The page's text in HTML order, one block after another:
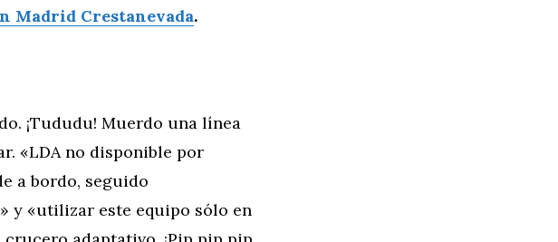
Madrid Crestanevada.
¡Tududu! Muerdo una línea
«LDA no disponible por
a bordo, seguido
y «utilizar este equipo sólo en